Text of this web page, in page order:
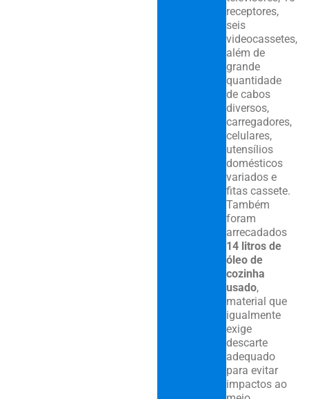
receptores,
seis
videocassetes,
além de
grande
quantidade
de cabos
diversos,
carregadores,
celulares,
utensílios
domésticos
variados e
fitas cassete.
Também
foram
arrecadados
14 litros de
óleo de
cozinha
usado,
material que
igualmente
exige
descarte
adequado
para evitar
impactos ao